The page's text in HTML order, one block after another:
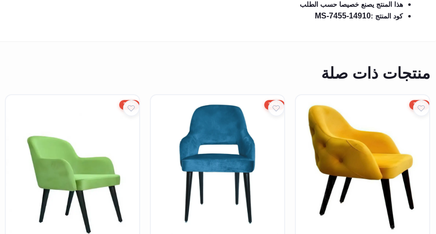
هذا المنتج يصنع خصيصا حسب الطلب
كود المنتج :MS-7455-14910
منتجات ذات صلة
20%
20%
20%